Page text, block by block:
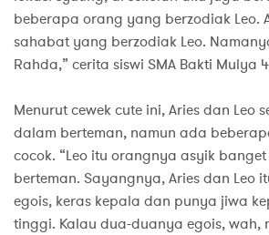
beberapa orang yang berzodiak Leo.
sahabat yang berzodiak Leo.
Rahda,” cerita siswi SMA Bakti Mulya
Menurut cewek cute ini, Aries dan Leo
dalam berteman, namun ada
cocok. “Leo itu orangnya asyik
berteman. Sayangnya, Aries dan Leo
egois, keras kepala dan punya jiwa
tinggi. Kalau dua-duanya egois, wah,